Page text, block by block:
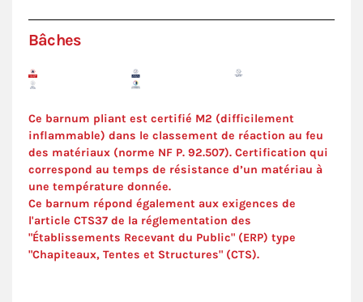
Bâches
Ce barnum pliant est certifié M2 (difficilement
inflammable) dans le classement de réaction au feu
des matériaux (norme NF P. 92.507). Certification qui
correspond au temps de résistance d’un matériau à
une température donnée.
Ce barnum répond également aux exigences de
l'article CTS37 de la réglementation des
"Établissements Recevant du Public" (ERP) type
"Chapiteaux, Tentes et Structures" (CTS).